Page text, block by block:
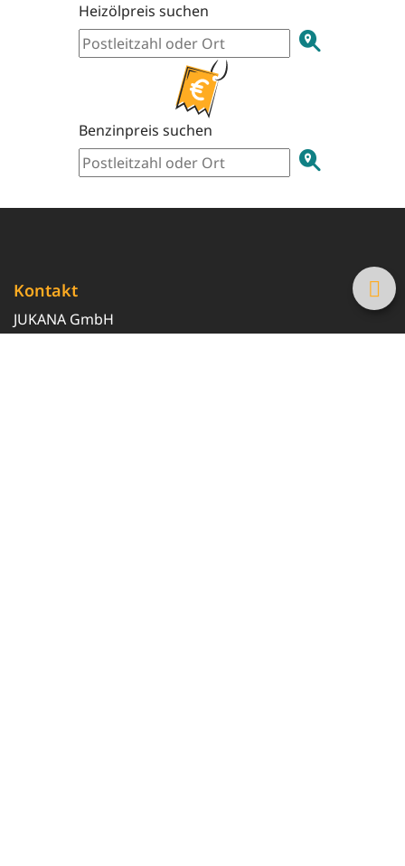
Heizölpreis suchen
Benzinpreis suchen
Kontakt
JUKANA GmbH